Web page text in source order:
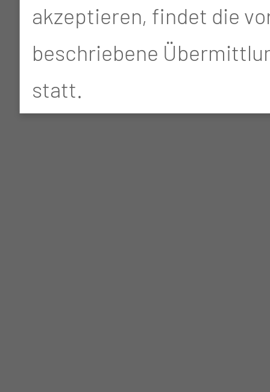
akzeptieren, findet die
beschriebene
statt.